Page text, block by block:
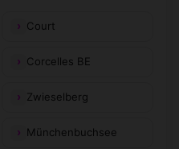
Court
Corcelles BE
Zwieselberg
Münchenbuchsee